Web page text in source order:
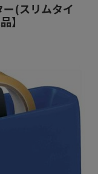
(スリムタイ
】